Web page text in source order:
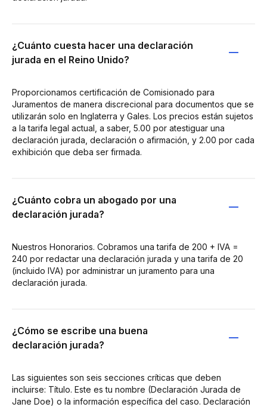
¿Cuánto cuesta hacer una declaración
jurada en el Reino Unido?
Proporcionamos certificación de Comisionado para
Juramentos de manera discrecional para documentos que se
utilizarán solo en Inglaterra y Gales. Los precios están sujetos
a la tarifa legal actual, a saber, 5.00 por atestiguar una
declaración jurada, declaración o afirmación, y 2.00 por cada
exhibición que deba ser firmada.
¿Cuánto cobra un abogado por una
declaración jurada?
Nuestros Honorarios. Cobramos una tarifa de 200 + IVA =
240 por redactar una declaración jurada y una tarifa de 20
(incluido IVA) por administrar un juramento para una
declaración jurada.
¿Cómo se escribe una buena
declaración jurada?
Las siguientes son seis secciones críticas que deben
incluirse: Título. Este es tu nombre (Declaración Jurada de
Jane Doe) o la información específica del caso. Declaración